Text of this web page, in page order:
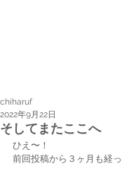
そしてまたここへ
chiharuf
2022年9月22日
ひえ〜！
前回投稿から３ヶ月も経っ